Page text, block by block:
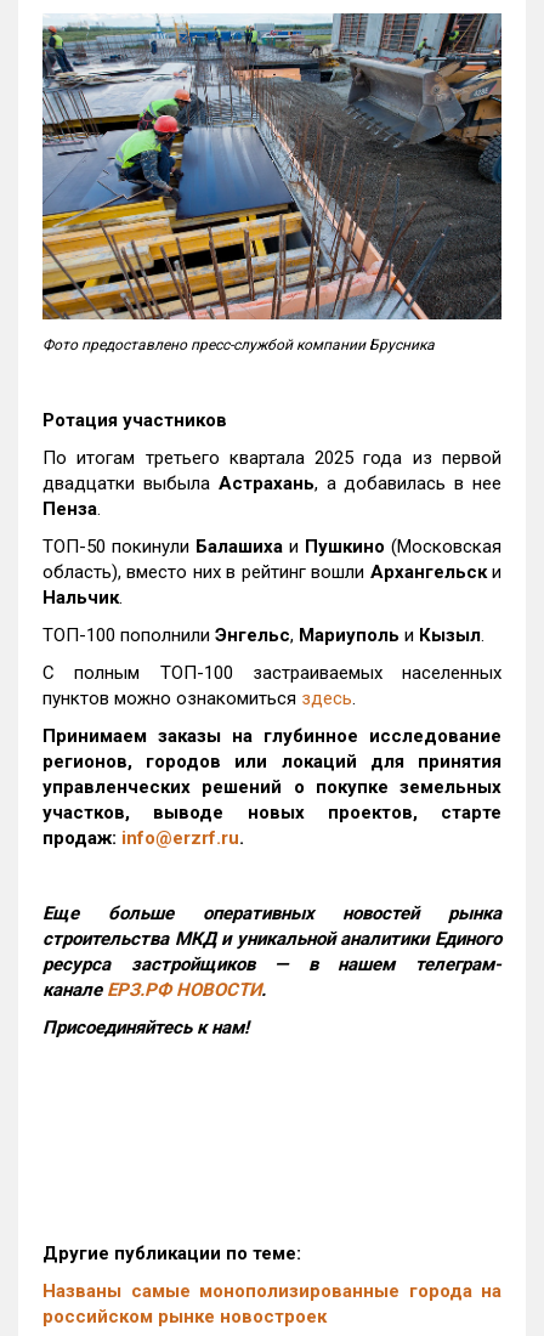
Фото предоставлено пресс-службой компании Брусника
Ротация участников
По итогам третьего квартала 2025 года из первой
двадцатки выбыла Астрахань, а добавилась в нее
Пенза.
ТОП-50 покинули Балашиха и Пушкино (Московская
область), вместо них в рейтинг вошли Архангельски
Нальчик.
ТОП-100 пополнили Энгельс, Мариуполь и Кызыл.
С полным ТОП-100 застраиваемых населенных
пунктов можно ознакомиться здесь.
Принимаем заказы на глубинное исследование
регионов, городов или локаций для принятия
управленческих решений о покупке земельных
участков, выводе новых проектов, старте
продаж: info@erzrf.ru.
Еще больше оперативных новостей рынка
строительства МКД и уникальной аналитики Единого
ресурса застройщиков — в нашем телеграм-
канале ЕРЗ.РФ НОВОСТИ.
Присоединяйтесь к нам!
Другие публикации по теме:
Названы самые монополизированные города на
российском рынке новостроек